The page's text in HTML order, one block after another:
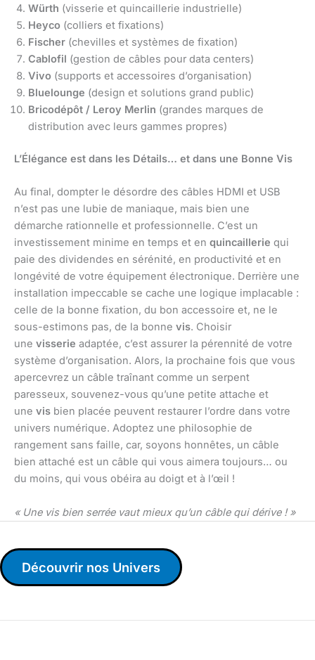
Würth (visserie et quincaillerie industrielle)
Heyco (colliers et fixations)
Fischer (chevilles et systèmes de fixation)
Cablofil (gestion de câbles pour data centers)
Vivo (supports et accessoires d’organisation)
Bluelounge (design et solutions grand public)
Bricodépôt / Leroy Merlin (grandes marques de
distribution avec leurs gammes propres)
L’Élégance est dans les Détails… et dans une Bonne Vis
Au final, dompter le désordre des câbles HDMI et USB
n’est pas une lubie de maniaque, mais bien une
démarche rationnelle et professionnelle. C’est un
investissement minime en temps et en quincaillerie qui
paie des dividendes en sérénité, en productivité et en
longévité de votre équipement électronique. Derrière une
installation impeccable se cache une logique implacable :
celle de la bonne fixation, du bon accessoire et, ne le
sous-estimons pas, de la bonne vis. Choisir
une visserie adaptée, c’est assurer la pérennité de votre
système d’organisation. Alors, la prochaine fois que vous
apercevrez un câble traînant comme un serpent
paresseux, souvenez-vous qu’une petite attache et
une vis bien placée peuvent restaurer l’ordre dans votre
univers numérique. Adoptez une philosophie de
rangement sans faille, car, soyons honnêtes, un câble
bien attaché est un câble qui vous aimera toujours… ou
du moins, qui vous obéira au doigt et à l’œil !
« Une vis bien serrée vaut mieux qu’un câble qui dérive ! »
Découvrir nos Univers